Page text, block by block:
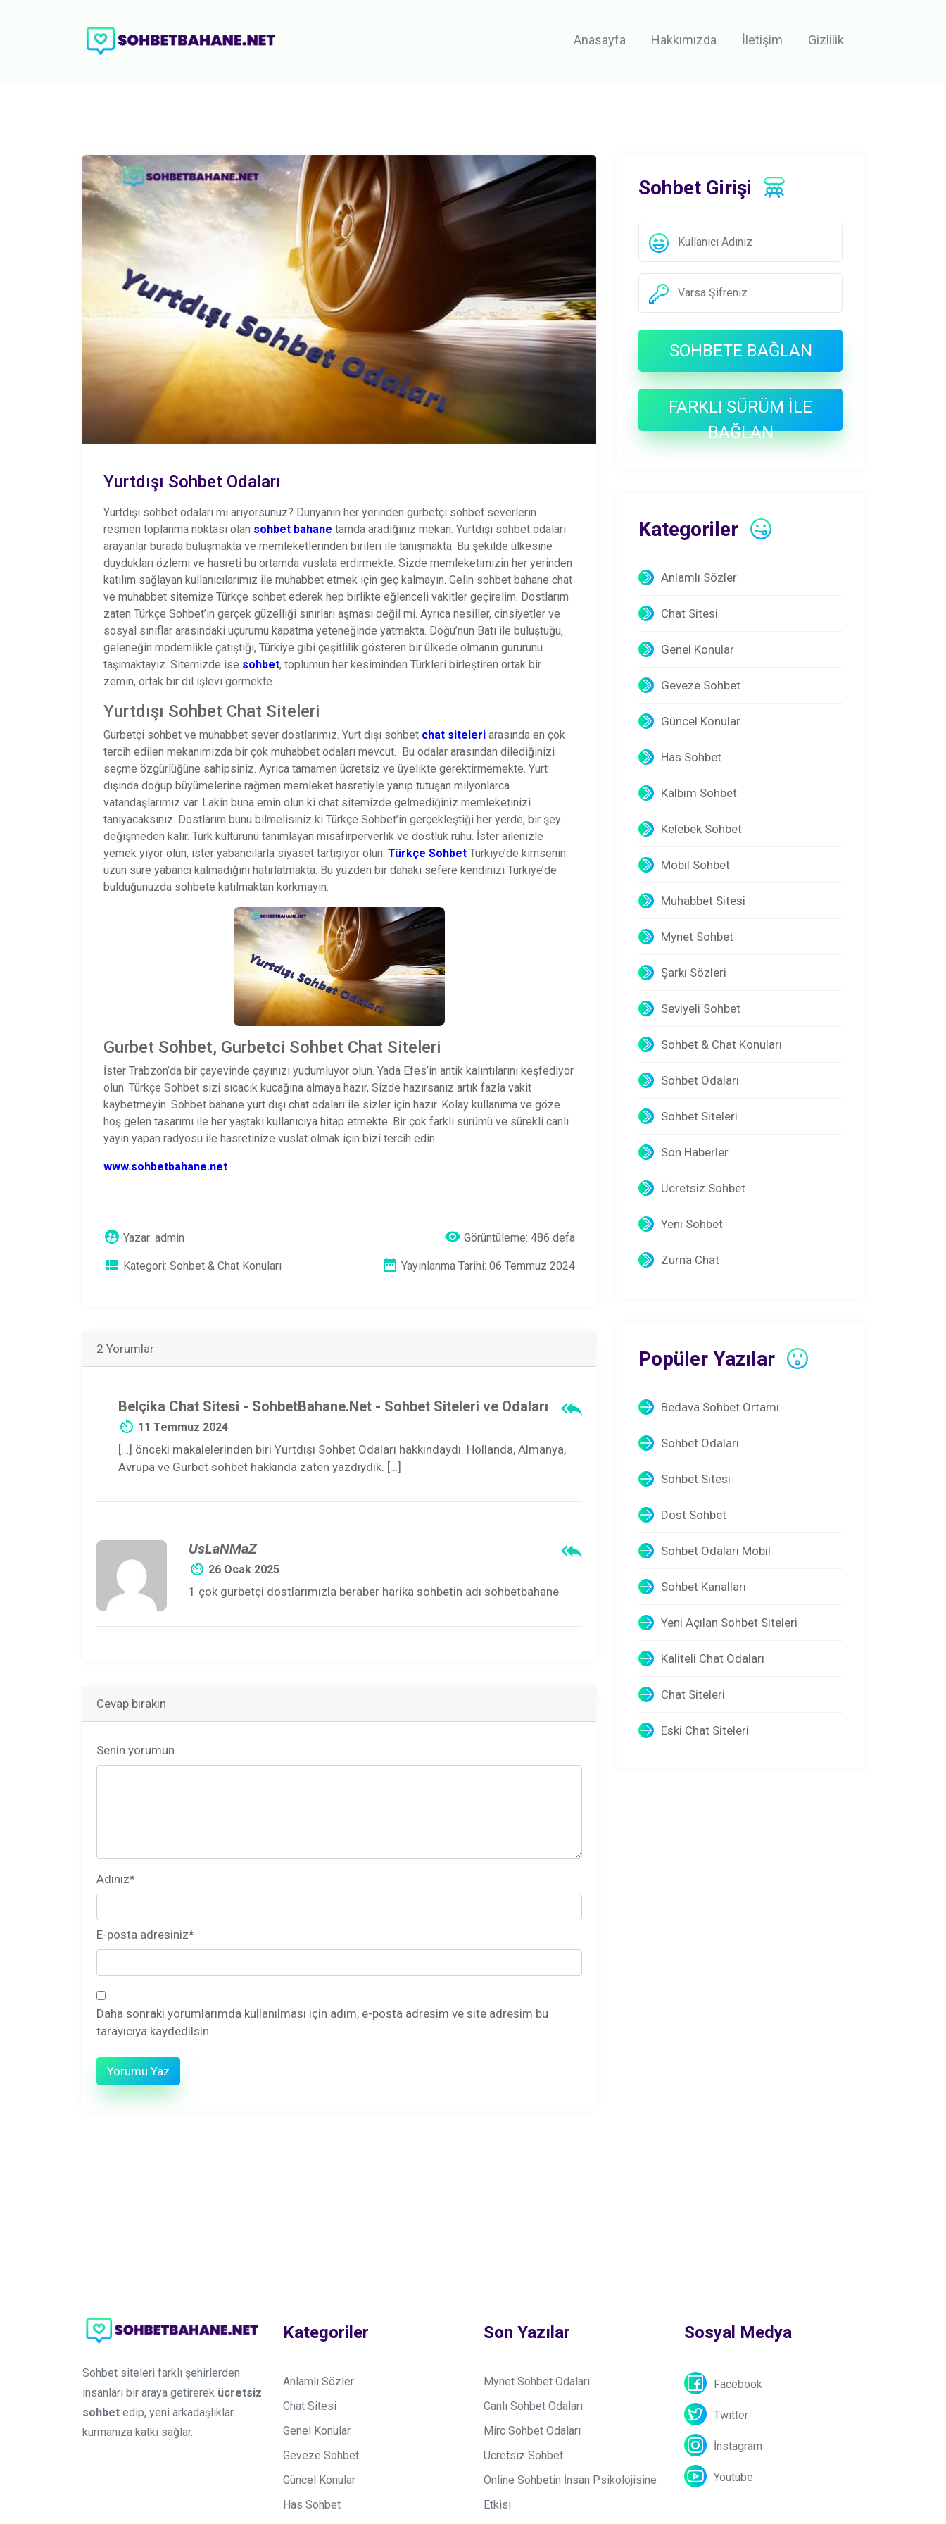
Anasayfa Hakkımızda İletişim Gizlilik
Sohbet Girişi
SOHBETE BAĞLAN
FARKLI SÜRÜM İLE
BAĞLAN
Kategoriler
Anlamlı Sözler
Chat Sitesi
Genel Konular
Geveze Sohbet
Güncel Konular
Has Sohbet
Kalbim Sohbet
Kelebek Sohbet
Mobil Sohbet
Muhabbet Sitesi
Mynet Sohbet
Şarkı Sözleri
Seviyeli Sohbet
Sohbet & Chat Konuları
Sohbet Odaları
Sohbet Siteleri
Son Haberler
Ücretsiz Sohbet
Yeni Sohbet
Zurna Chat
Popüler Yazılar
Bedava Sohbet Ortamı
Sohbet Odaları
Sohbet Sitesi
Dost Sohbet
Sohbet Odaları Mobil
Sohbet Kanalları
Yeni Açılan Sohbet Siteleri
Kaliteli Chat Odaları
Chat Siteleri
Eski Chat Siteleri
Yurtdışı Sohbet Odaları
Yurtdışı sohbet odaları mı arıyorsunuz? Dünyanın her yerinden gurbetçi sohbet severlerin
resmen toplanma noktası olan sohbet bahane tamda aradığınız mekan. Yurtdışı sohbet odaları
arayanlar burada buluşmakta ve memleketlerinden birileri ile tanışmakta. Bu şekilde ülkesine
duydukları özlemi ve hasreti bu ortamda vuslata erdirmekte. Sizde memleketimizin her yerinden
katılım sağlayan kullanıcılarımız ile muhabbet etmek için geç kalmayın. Gelin sohbet bahane chat
ve muhabbet sitemize Türkçe sohbet ederek hep birlikte eğlenceli vakitler geçirelim. Dostlarım
zaten Türkçe Sohbet’in gerçek güzelliği sınırları aşması değil mi. Ayrıca nesiller, cinsiyetler ve
sosyal sınıflar arasındaki uçurumu kapatma yeteneğinde yatmakta. Doğu’nun Batı ile buluştuğu,
geleneğin modernlikle çatıştığı, Türkiye gibi çeşitlilik gösteren bir ülkede olmanın gururunu
taşımaktayız. Sitemizde ise sohbet, toplumun her kesiminden Türkleri birleştiren ortak bir
zemin, ortak bir dil işlevi görmekte.
Yurtdışı Sohbet Chat Siteleri
Gurbetçi sohbet ve muhabbet sever dostlarımız. Yurt dışı sohbet chat siteleri arasında en çok
tercih edilen mekanımızda bir çok muhabbet odaları mevcut. Bu odalar arasından dilediğinizi
seçme özgürlüğüne sahipsiniz. Ayrıca tamamen ücretsiz ve üyelikte gerektirmemekte. Yurt
dışında doğup büyümelerine rağmen memleket hasretiyle yanıp tutuşan milyonlarca
vatandaşlarımız var. Lakin buna emin olun ki chat sitemizde gelmediğiniz memleketinizi
tanıyacaksınız. Dostlarım bunu bilmelisiniz ki Türkçe Sohbet’in gerçekleştiği her yerde, bir şey
değişmeden kalır. Türk kültürünü tanımlayan misafirperverlik ve dostluk ruhu. İster ailenizle
yemek yiyor olun, ister yabancılarla siyaset tartışıyor olun. Türkçe Sohbet Türkiye’de kimsenin
uzun süre yabancı kalmadığını hatırlatmakta. Bu yüzden bir dahaki sefere kendinizi Türkiye’de
bulduğunuzda sohbete katılmaktan korkmayın.
Gurbet Sohbet, Gurbetci Sohbet Chat Siteleri
İster Trabzon’da bir çayevinde çayınızı yudumluyor olun. Yada Efes’in antik kalıntılarını keşfediyor
olun. Türkçe Sohbet sizi sıcacık kucağına almaya hazır, Sizde hazırsanız artık fazla vakit
kaybetmeyin. Sohbet bahane yurt dışı chat odaları ile sizler için hazır. Kolay kullanıma ve göze
hoş gelen tasarımı ile her yaştaki kullanıcıya hitap etmekte. Bir çok farklı sürümü ve sürekli canlı
yayın yapan radyosu ile hasretinize vuslat olmak için bizi tercih edin.
www.sohbetbahane.net
Yazar: admin Görüntüleme: 486 defa
Kategori: Sohbet & Chat Konuları Yayınlanma Tarihi: 06 Temmuz 2024
2 Yorumlar
Belçika Chat Sitesi - SohbetBahane.Net - Sohbet Siteleri ve Odaları
11 Temmuz 2024
[…] önceki makalelerinden biri Yurtdışı Sohbet Odaları hakkındaydı. Hollanda, Almanya,
Avrupa ve Gurbet sohbet hakkında zaten yazdıydık. […]
UsLaNMaZ
26 Ocak 2025
1 çok gurbetçi dostlarımızla beraber harika sohbetin adı sohbetbahane
Cevap bırakın
Senin yorumun
Adınız*
E-posta adresiniz*
Daha sonraki yorumlarımda kullanılması için adım, e-posta adresim ve site adresim bu
tarayıcıya kaydedilsin.
Sohbet siteleri farklı şehirlerden
insanları bir araya getirerek ücretsiz
sohbet edip, yeni arkadaşlıklar
kurmanıza katkı sağlar.
Kategoriler
Anlamlı Sözler
Chat Sitesi
Genel Konular
Geveze Sohbet
Güncel Konular
Has Sohbet
Son Yazılar
Mynet Sohbet Odaları
Canlı Sohbet Odaları
Mirc Sohbet Odaları
Ücretsiz Sohbet
Online Sohbetin İnsan Psikolojisine
Etkisi
Sosyal Medya
Facebook
Twitter
İnstagram
Youtube